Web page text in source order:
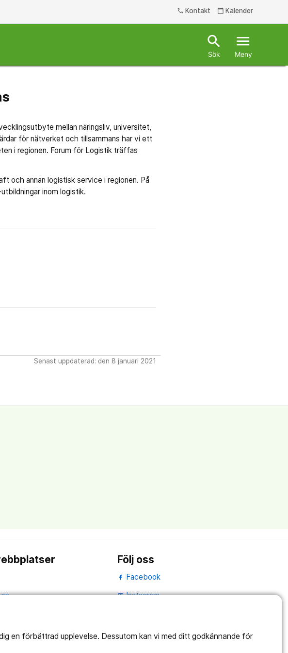
en förbättrad upplevelse. Dessutom kan vi med ditt godkännande för
phone Kontakt calendar_today Kalender
search
Sök
menu
Meny
mellan näringsliv, universitet,
för nätverket och tillsammans har vi ett
i regionen. Forum för Logistik träffas
och annan logistisk service i regionen. På
inom logistik.
Senast uppdaterad: den 8 januari 2021
Följ oss
Facebook
portraitInstagram